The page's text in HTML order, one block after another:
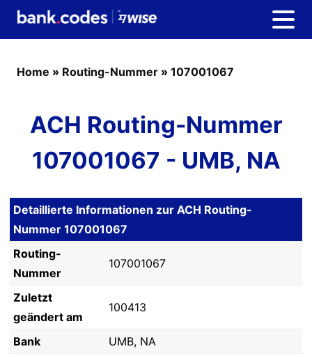
Home » Routing-Nummer » 107001067
ACH Routing-Nummer
107001067 - UMB, NA
Detaillierte Informationen zur ACH Routing-
Nummer 107001067
Routing-
Nummer
107001067
Zuletzt
geändert am
100413
Bank
UMB, NA